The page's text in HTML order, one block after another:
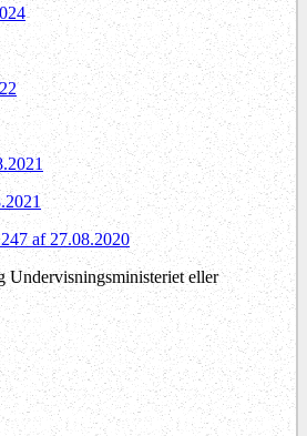
af 27.08.2020
Undervisningsministeriet eller